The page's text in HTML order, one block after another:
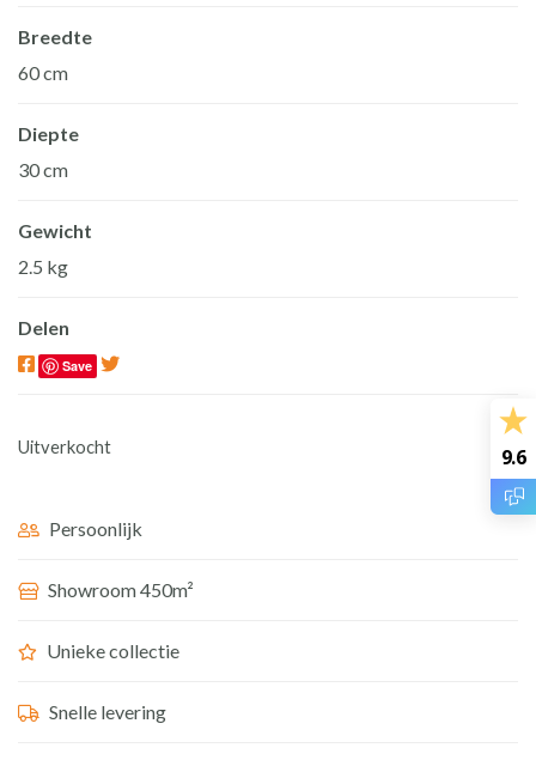
Breedte
60 cm
Diepte
30 cm
Gewicht
2.5 kg
Delen
Save
Uitverkocht
Persoonlijk
Showroom 450m²
Unieke collectie
Snelle levering
9.6